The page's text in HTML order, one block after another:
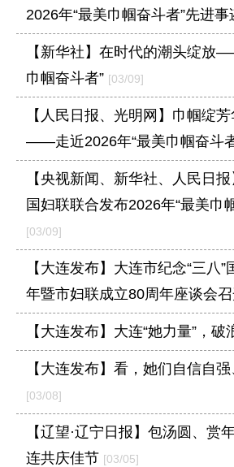
2026年“最美巾帼奋斗者”先进事
【新华社】在时代的潮头绽放
巾帼奋斗者” [03/09]
【人民日报、光明网】巾帼绽
——走近2026年“最美巾帼奋斗
【央视新闻、新华社、人民日
国妇联联合发布2026年“最美巾
[03/09]
【大连发布】大连市纪念“三八”
年暨市妇联成立80周年座谈会
【大连发布】大连“她力量”，破
【大连发布】看，她们自信自强
[03/08]
【辽望·辽宁日报】包汤圆、赏
连共庆佳节 [03/05]